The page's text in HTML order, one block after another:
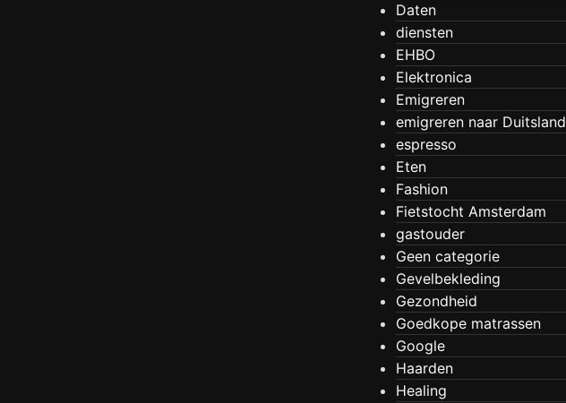
Daten
diensten
EHBO
Elektronica
Emigreren
emigreren naar Duitsland
espresso
Eten
Fashion
Fietstocht Amsterdam
gastouder
Geen categorie
Gevelbekleding
Gezondheid
Goedkope matrassen
Google
Haarden
Healing